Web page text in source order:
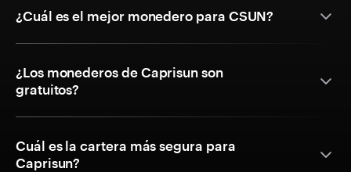
¿Cuál es el mejor monedero para CSUN?
¿Los monederos de Caprisun son
gratuitos?
Cuál es la cartera más segura para
Caprisun?